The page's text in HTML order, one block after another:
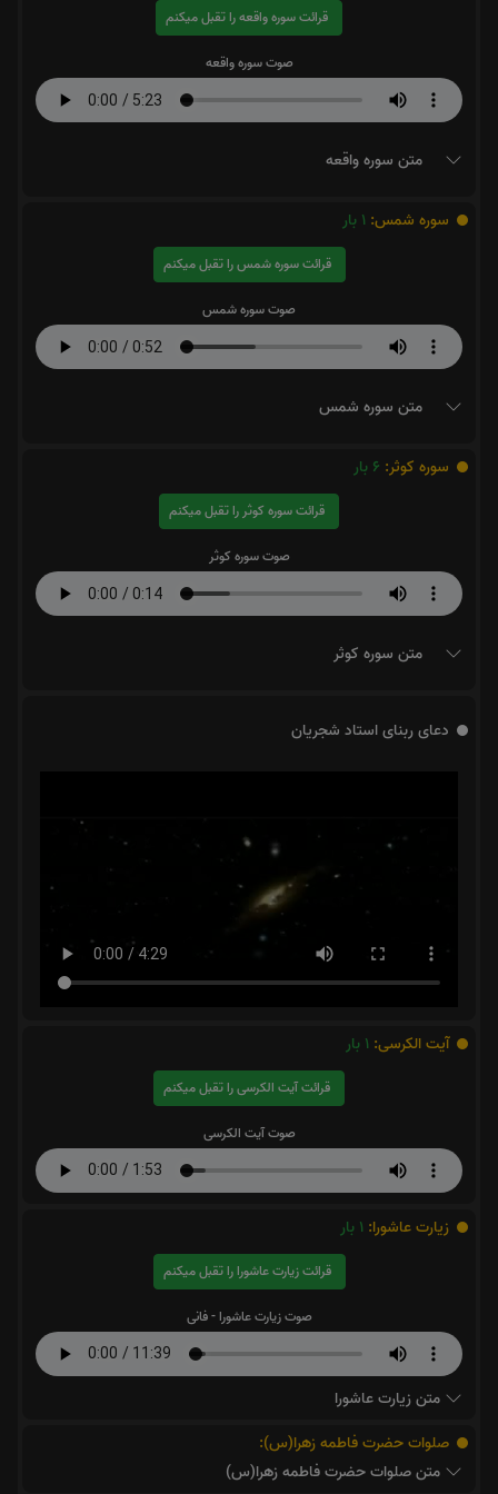
قرائت سوره واقعه را تقبل میکنم
صوت سوره واقعه
متن سوره واقعه
سوره شمس: 1 بار
قرائت سوره شمس را تقبل میکنم
صوت سوره شمس
متن سوره شمس
سوره کوثر: 6 بار
قرائت سوره کوثر را تقبل میکنم
صوت سوره کوثر
متن سوره کوثر
دعای ربنای استاد شجریان
آیت الکرسی: 1 بار
قرائت آیت الکرسی را تقبل میکنم
صوت آیت الکرسی
زیارت عاشورا: 1 بار
قرائت زیارت عاشورا را تقبل میکنم
صوت زیارت عاشورا - فانی
متن زیارت عاشورا
صلوات حضرت فاطمه زهرا(س):
متن صلوات حضرت فاطمه زهرا(س)